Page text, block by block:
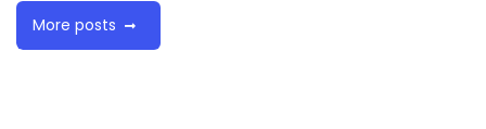
More posts